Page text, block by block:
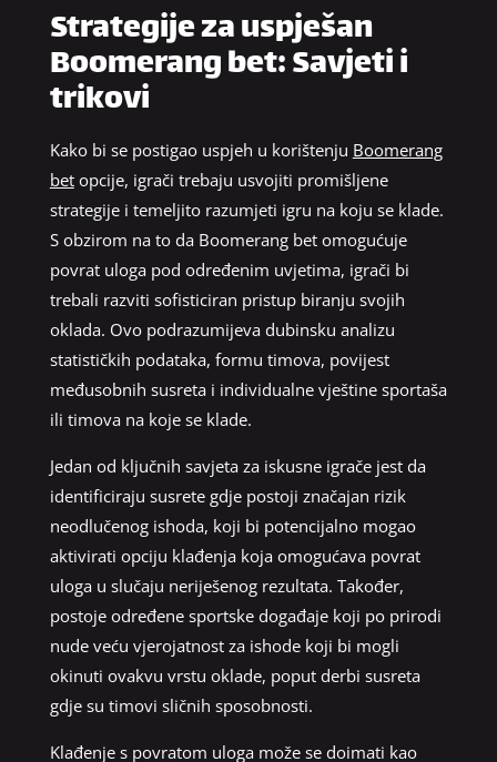
Strategije za uspješan
Boomerang bet: Savjeti i
trikovi
Kako bi se postigao uspjeh u korištenju Boomerang
betopcije, igrači trebaju usvojiti promišljene
strategije i temeljito razumjeti igru na koju se klade.
S obzirom na to da Boomerang bet omogućuje
povrat uloga pod određenim uvjetima, igrači bi
trebali razviti sofisticiran pristup biranju svojih
oklada. Ovo podrazumijeva dubinsku analizu
statističkih podataka, formu timova, povijest
međusobnih susreta i individualne vještine sportaša
ili timova na koje se klade.
Jedan od ključnih savjeta za iskusne igrače jest da
identificiraju susrete gdje postoji značajan rizik
neodlučenog ishoda, koji bi potencijalno mogao
aktivirati opciju klađenja koja omogućava povrat
uloga u slučaju neriješenog rezultata. Također,
postoje određene sportske događaje koji po prirodi
nude veću vjerojatnost za ishode koji bi mogli
okinuti ovakvu vrstu oklade, poput derbi susreta
gdje su timovi sličnih sposobnosti.
Klađenje s povratom uloga može se doimati kao